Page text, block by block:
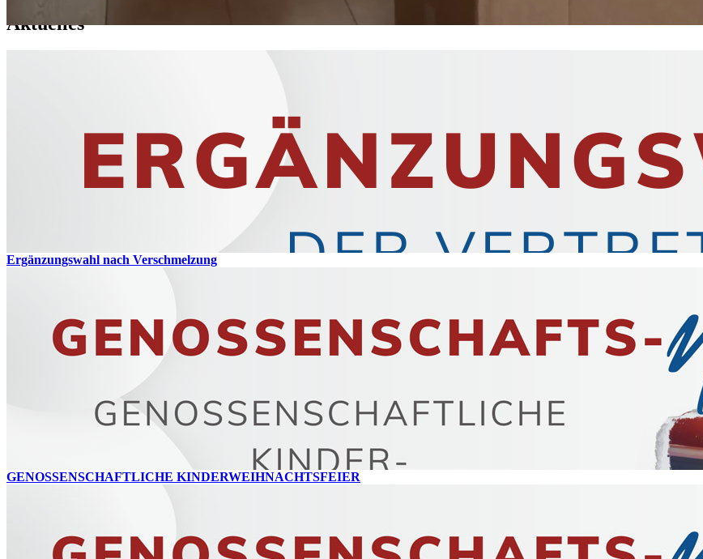
Aktuelles
Ergänzungswahl nach Verschmelzung
GENOSSENSCHAFTLICHE KINDERWEIHNACHTSFEIER